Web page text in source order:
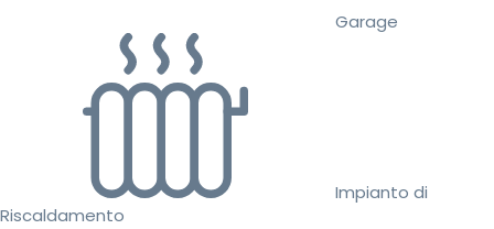
Garage
Impianto di
Riscaldamento